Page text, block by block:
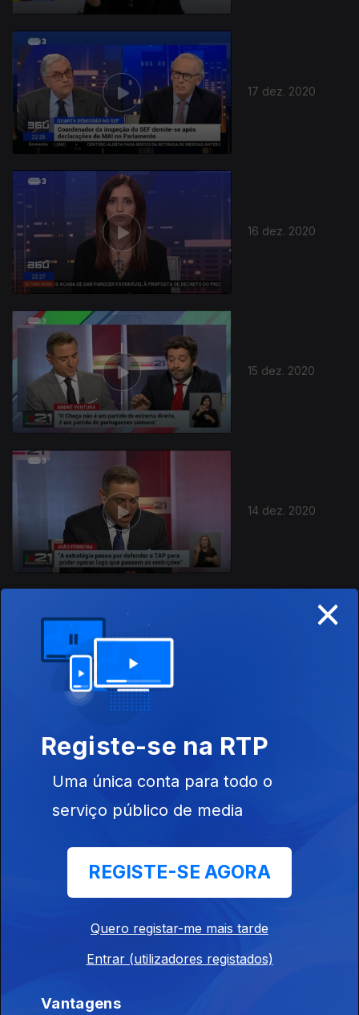
17 dez. 2020
16 dez. 2020
15 dez. 2020
14 dez. 2020
12 dez. 2020
11 dez. 2020
×
Registe-se na RTP
Uma única conta para todo o
serviço público de media
REGISTE-SE AGORA
Quero registar-me mais tarde
Entrar (utilizadores registados)
Vantagens